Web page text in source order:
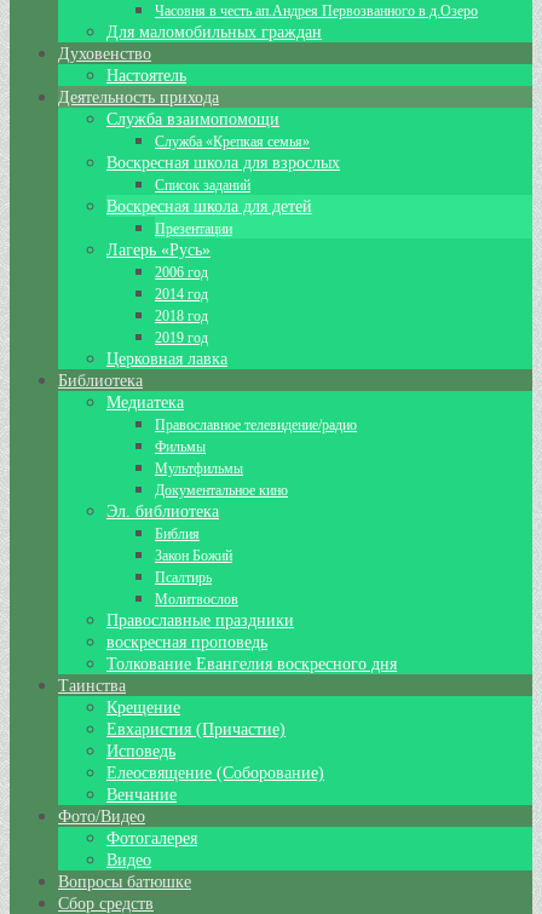
Часовня в честь ап.Андрея Первозванного в д.Озеро
Для маломобильных граждан
Духовенство
Настоятель
Деятельность прихода
Служба взаимопомощи
Служба «Крепкая семья»
Воскресная школа для взрослых
Список заданий
Воскресная школа для детей
Презентации
Лагерь «Русь»
2006 год
2014 год
2018 год
2019 год
Церковная лавка
Библиотека
Медиатека
Православное телевидение/радио
Фильмы
Мультфильмы
Документальное кино
Эл. библиотека
Библия
Закон Божий
Псалтирь
Молитвослов
Православные праздники
воскресная проповедь
Толкование Евангелия воскресного дня
Таинства
Крещение
Евхаристия (Причастие)
Исповедь
Елеосвящение (Соборование)
Венчание
Фото/Видео
Фотогалерея
Видео
Вопросы батюшке
Сбор средств